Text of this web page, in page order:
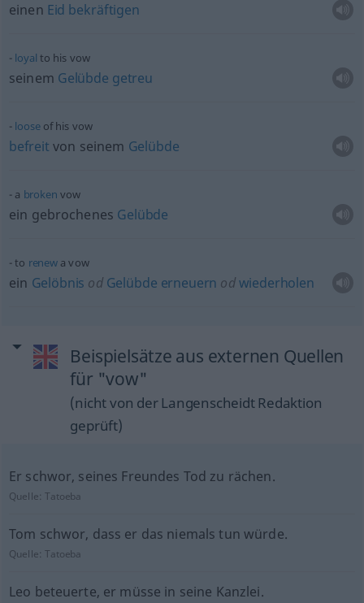
einen Eid bekräftigen
loyal to his vow
seinem Gelübde getreu
looseof his vow
befreit von seinem Gelübde
a broken vow
ein gebrochenes Gelübde
to renew a vow
ein Gelöbnis odGelübde erneuern odwiederholen
Beispielsätze aus externen Quellen
für "vow"
(nicht von der Langenscheidt Redaktion
geprüft)
Er schwor, seines Freundes Tod zu rächen.
Quelle:Tatoeba
Tom schwor, dass er das niemals tun würde.
Quelle:Tatoeba
Leo beteuerte, er müsse in seine Kanzlei.